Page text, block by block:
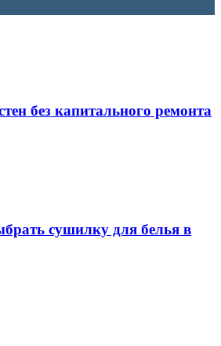
без капитального ремонта
сушилку для белья в